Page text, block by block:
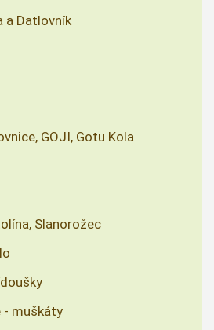
a Datlovník
GOJI, Gotu Kola
Slanorožec
- muškáty